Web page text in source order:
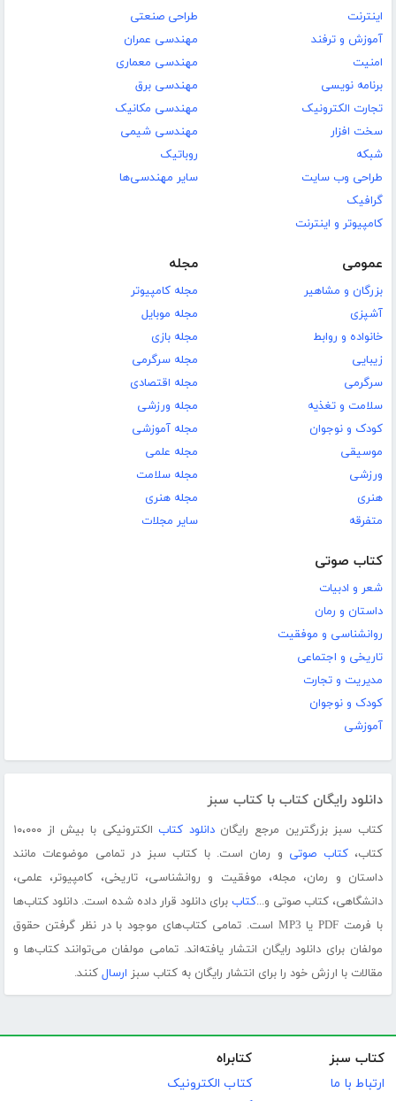
اینترنت
آموزش و ترفند
امنیت
برنامه نویسی
تجارت الکترونیک
سخت افزار
شبکه
طراحی وب سایت
گرافیک
کامپیوتر و اینترنت
طراحی صنعتی
مهندسی عمران
مهندسی معماری
مهندسی برق
مهندسی مکانیک
مهندسی شیمی
روباتیک
سایر مهندسی‌ها
عمومی
بزرگان و مشاهیر
آشپزی
خانواده و روابط
زیبایی
سرگرمی
سلامت و تغذیه
کودک و نوجوان
موسیقی
ورزشی
هنری
متفرقه
مجله
مجله کامپیوتر
مجله موبایل
مجله بازی
مجله سرگرمی
مجله اقتصادی
مجله ورزشی
مجله آموزشی
مجله علمی
مجله سلامت
مجله هنری
سایر مجلات
کتاب صوتی
شعر و ادبیات
داستان و رمان
روانشناسی و موفقیت
تاریخی و اجتماعی
مدیریت و تجارت
کودک و نوجوان
آموزشی
دانلود رایگان کتاب با کتاب سبز
کتاب سبز بزرگترین مرجع رایگاندانلود کتاب
الکترونیکی با بیش از ۱۰،۰۰۰
کتاب،کتاب صوتی و رمان است. با کتاب سبز در تمامی موضوعات مانند
داستان و رمان، مجله، موفقیت و روانشناسی، تاریخی، کامپیوتر، علمی،
دانشگاهی، کتاب صوتی و...کتاب برای دانلود قرار داده شده است. دانلود کتاب‌ها
با فرمت PDF یا MP3 است. تمامی کتاب‌های موجود با در نظر گرفتن حقوق
مولفان برای دانلود رایگان انتشار یافته‌اند. تمامی مولفان می‌توانند کتاب‌ها و
مقالات با ارزش خود را برای انتشار رایگان به کتاب سبز ارسال کنند.
کتاب سبز
ارتباط با ما
کتابراه
کتاب الکترونیک